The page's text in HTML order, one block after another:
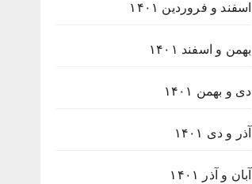
اسفند و فروردین ۱۴۰۱
بهمن و اسفند ۱۴۰۱
دی و بهمن ۱۴۰۱
آذر و دی ۱۴۰۱
آبان و آذر ۱۴۰۱